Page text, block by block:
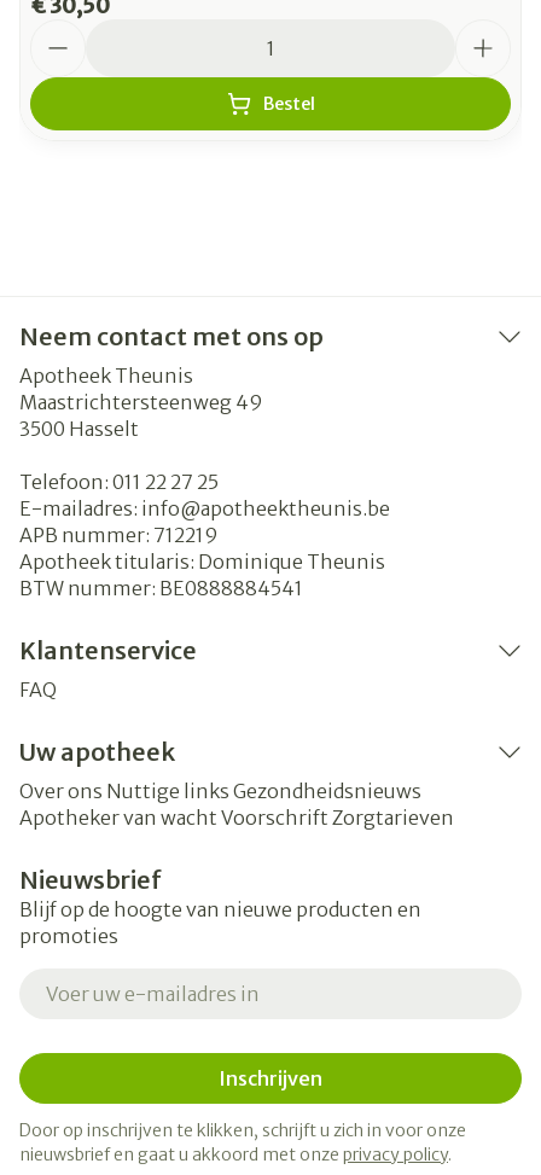
Bestel
Neem contact met ons op
Apotheek Theunis
Maastrichtersteenweg 49
3500 Hasselt
Telefoon: 011 22 27 25
E-mailadres: info@apotheektheunis.be
APB nummer: 712219
Apotheek titularis: Dominique Theunis
BTW nummer: BE0888884541
Klantenservice
FAQ
Uw apotheek
Over ons Nuttige links Gezondheidsnieuws
Apotheker van wacht Voorschrift Zorgtarieven
Nieuwsbrief
Blijf op de hoogte van nieuwe producten en
promoties
Inschrijven
Door op inschrijven te klikken, schrijft u zich in voor onze
nieuwsbrief en gaat u akkoord met onze privacy policy.